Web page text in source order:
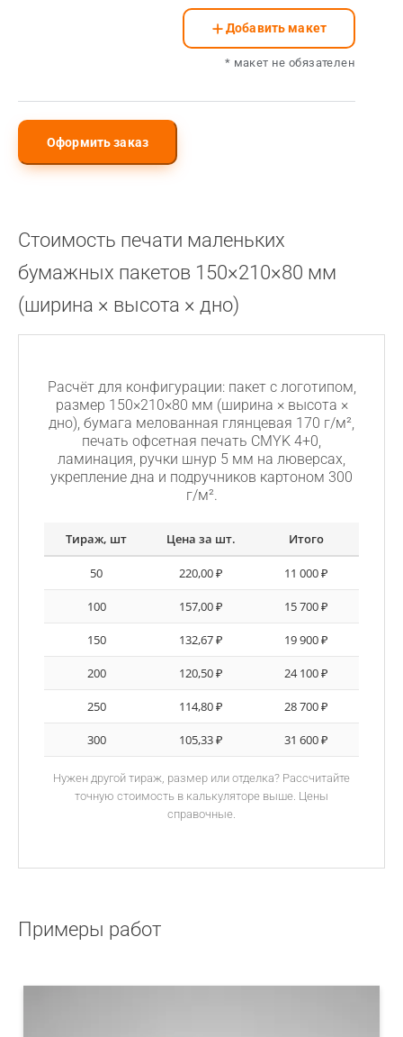
Высота, мм
Постпечатная обработка
Установка люверсов
люверсов
отверстий
Диаметр отверстий
Офсетная лакировка
Добавить макет
* макет не обязателен
Оформить заказ
Стоимость печати маленьких
бумажных пакетов 150×210×80 мм
(ширина × высота × дно)
Расчёт для конфигурации: пакет с логотипом,
размер 150×210×80 мм (ширина × высота ×
дно), бумага мелованная глянцевая 170 г/м²,
печать офсетная печать CMYK 4+0,
ламинация, ручки шнур 5 мм на люверсах,
укрепление дна и подручников картоном 300
г/м².
Тираж, шт Цена за шт. Итого
50 220,00 ₽ 11 000 ₽
100 157,00 ₽ 15 700 ₽
150 132,67 ₽ 19 900 ₽
200 120,50 ₽ 24 100 ₽
250 114,80 ₽ 28 700 ₽
300 105,33 ₽ 31 600 ₽
Нужен другой тираж, размер или отделка? Рассчитайте
точную стоимость в калькуляторе выше. Цены
справочные.
Примеры работ